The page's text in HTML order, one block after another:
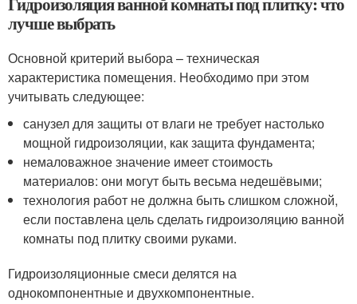
лучше выбрать
Основной критерий выбора – техническая
характеристика помещения. Необходимо при этом
учитывать следующее:
санузел для защиты от влаги не требует настолько
мощной гидроизоляции, как защита фундамента;
немаловажное значение имеет стоимость
материалов: они могут быть весьма недешёвыми;
технология работ не должна быть слишком сложной,
если поставлена цель сделать гидроизоляцию ванной
комнаты под плитку своими руками.
Гидроизоляционные смеси делятся на
однокомпонентные и двухкомпонентные.